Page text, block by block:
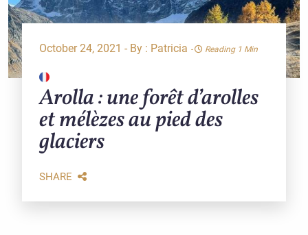
October 24, 2021 - By : Patricia - Reading 1 Min
Arolla : une forêt d’arolles
et mélèzes au pied des
glaciers
SHARE